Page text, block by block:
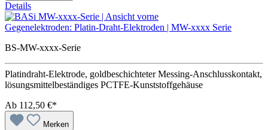
Details
Gegenelektroden: Platin-Draht-Elektroden | MW-xxxx Serie
BS-MW-xxxx-Serie
Platindraht-Elektrode, goldbeschichteter Messing-Anschlusskontakt,
lösungsmittelbeständiges PCTFE-Kunststoffgehäuse
Ab 112,50 €*
Merken